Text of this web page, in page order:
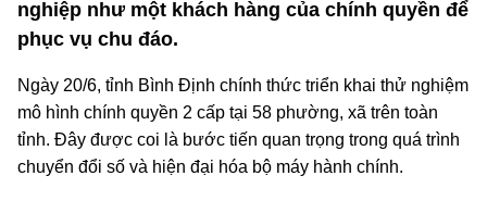
nghiệp như một khách hàng của chính quyền để
phục vụ chu đáo.
Ngày 20/6, tỉnh Bình Định chính thức triển khai thử nghiệm
mô hình chính quyền 2 cấp tại 58 phường, xã trên toàn
tỉnh. Đây được coi là bước tiến quan trọng trong quá trình
chuyển đổi số và hiện đại hóa bộ máy hành chính.